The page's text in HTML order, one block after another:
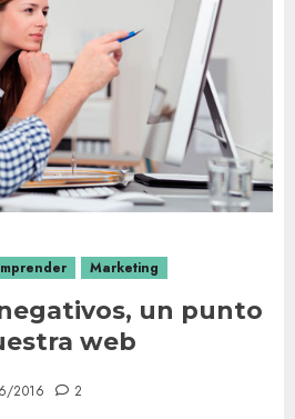
Marketing
un punto
web
2016 2